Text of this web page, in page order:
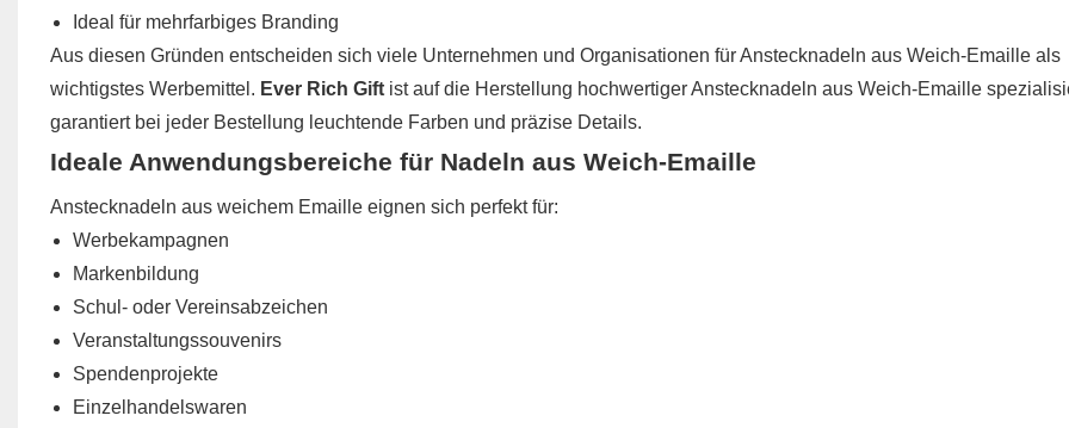
Ideal für mehrfarbiges Branding
Aus diesen Gründen entscheiden sich viele Unternehmen und Organisationen für Anstecknadeln aus Weich-Emaille als
wichtigstes Werbemittel. Ever Rich Giftist auf die Herstellung hochwertiger Anstecknadeln aus Weich-Emaille
garantiert bei jeder Bestellung leuchtende Farben und präzise Details.
Ideale Anwendungsbereiche für Nadeln aus Weich-Emaille
Anstecknadeln aus weichem Emaille eignen sich perfekt für:
Werbekampagnen
Markenbildung
Schul- oder Vereinsabzeichen
Veranstaltungssouvenirs
Spendenprojekte
Einzelhandelswaren